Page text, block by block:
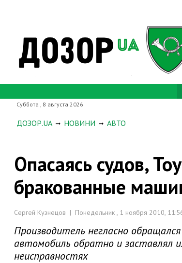
Суббота , 8 августа 2026
ДОЗОР.UA НОВИНИ АВТО
Опасаясь судов,
бракованные
Сергей Кузнецов | Понедельник , 1 ноября 2010,
Производитель негласно
автомобиль обратно и
неисправностях